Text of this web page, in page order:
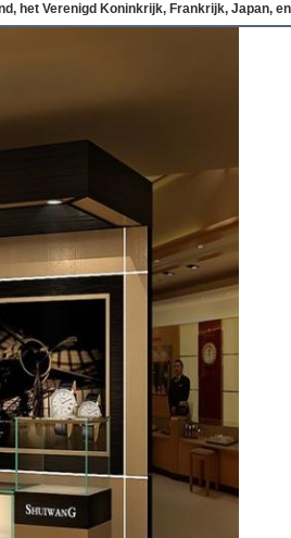
het Verenigd Koninkrijk, Frankrijk, Japan,